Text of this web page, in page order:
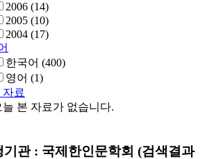
2006 (14)
2005 (10)
2004 (17)
한국어 (400)
영어 (1)
자료
늘 본 자료가 없습니다.
기관 : 국제한인문학회 (검색결과